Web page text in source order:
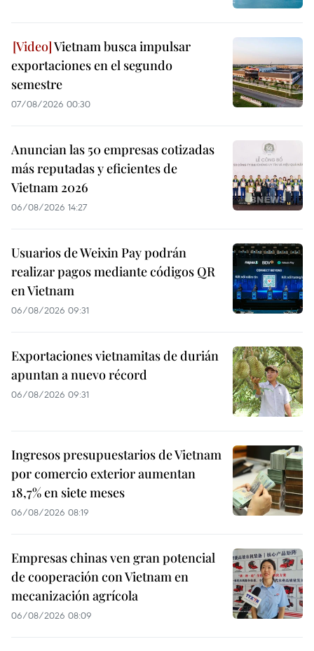
Vietnam busca impulsar
exportaciones en el segundo
semestre
07/08/2026 00:30
Anuncian las 50 empresas cotizadas
más reputadas y eficientes de
Vietnam 2026
06/08/2026 14:27
Usuarios de Weixin Pay podrán
realizar pagos mediante códigos QR
en Vietnam
06/08/2026 09:31
Exportaciones vietnamitas de durián
apuntan a nuevo récord
06/08/2026 09:31
Ingresos presupuestarios de Vietnam
por comercio exterior aumentan
18,7% en siete meses
06/08/2026 08:19
Empresas chinas ven gran potencial
de cooperación con Vietnam en
mecanización agrícola
06/08/2026 08:09